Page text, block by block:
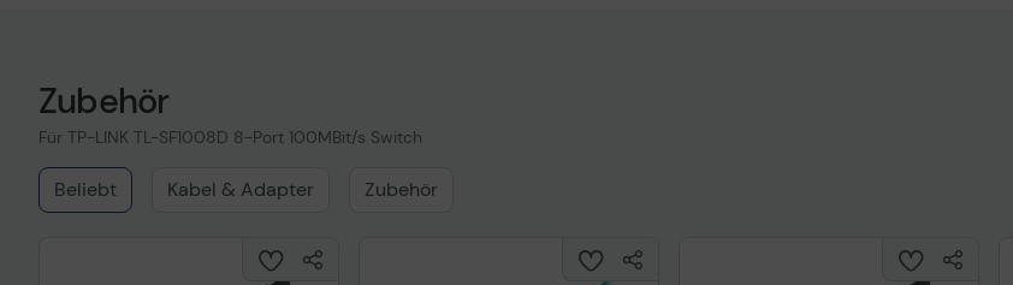
Zubehör
Für TP-LINK TL-SF1008D 8-Port 100MBit/s Switch
Beliebt Kabel & Adapter Zubehör